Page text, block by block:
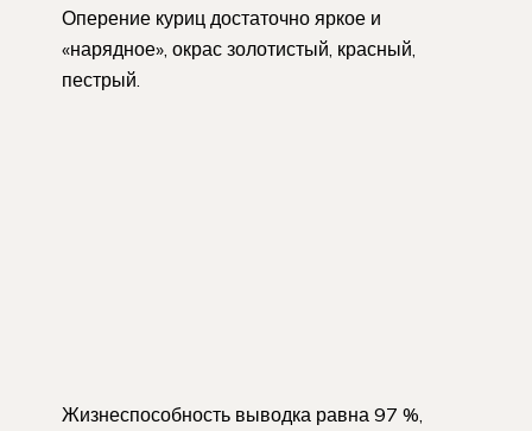
Оперение куриц достаточно яркое и
«нарядное», окрас золотистый, красный,
пестрый.
Жизнеспособность выводка равна 97 %,